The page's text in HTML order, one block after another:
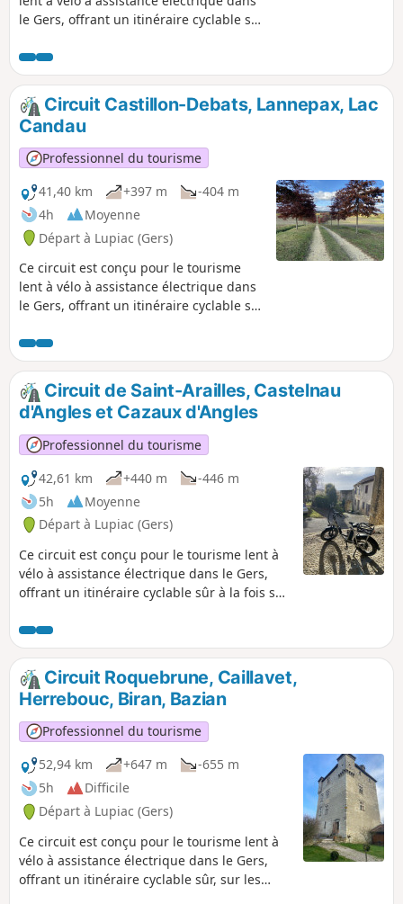
le Gers, offrant un itinéraire cyclable sûr
publics à travers Bazian, Riguepeu,
Cazaux d'Angles et les Ardennes, en
passant par la belle campagne et de
nombreux sites et villages historiques
du Gers. Cet itinéraire suit un court
tronçon de la Route européenne
d'Artagnan qui traverse de Lupiac à
Maastricht.
Circuit Castillon-Debats, Lannepax, Lac
Candau
Professionnel du tourisme
41,40 km
+397 m
-404 m
4h
Moyenne
Départ à Lupiac (Gers)
Ce circuit est conçu pour le tourisme
lent à vélo à assistance électrique dans
le Gers, offrant un itinéraire cyclable sûr
chemins publics à travers Castellon
Debats, Lannepax et le lac de Candau,
en passant par la belle campagne et les
villages.Circuit de Saint-Arailles, Castelnau
d'Angles et Cazaux d'Angles
Professionnel du tourisme
42,61 km
+440 m
-446 m
5h
Moyenne
Départ à Lupiac (Gers)
Ce circuit est conçu pour le tourisme lent à
vélo à assistance électrique dans le Gers,
offrant un itinéraire cyclable sûr à la fois sur
travers Cazaux D'Angles, Saint-Arailles,
Castelnau d'Angles en passant par la belle
campagne et les villages. L'itinéraire passe
également une section de la Fret Domaniele
d'Armagnac laissant les routes sur une
distance.
Circuit Roquebrune, Caillavet,
Herrebouc, Biran, Bazian
Professionnel du tourisme
52,94 km
+647 m
-655 m
5h
Difficile
Départ à Lupiac (Gers)
Ce circuit est conçu pour le tourisme lent à
vélo à assistance électrique dans le Gers,
offrant un itinéraire cyclable sûr, sur les